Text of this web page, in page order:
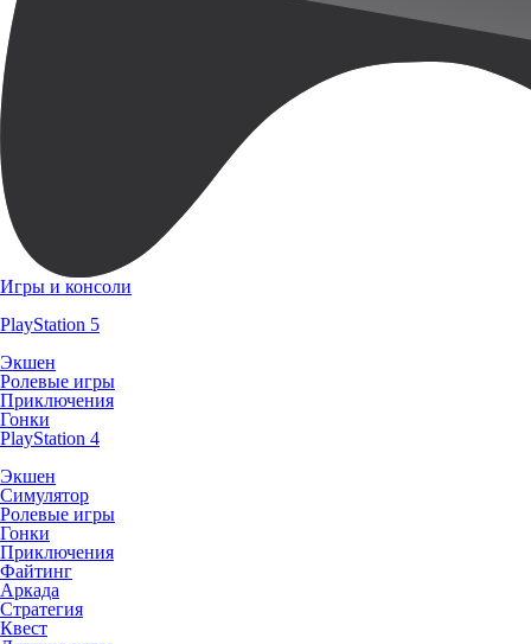
Игры и консоли
PlayStation 5
Экшен
Ролевые игры
Приключения
Гонки
PlayStation 4
Экшен
Симулятор
Ролевые игры
Гонки
Приключения
Файтинг
Аркада
Стратегия
Квест